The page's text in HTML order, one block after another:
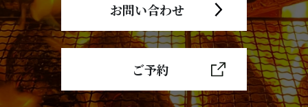
お問い合わせ
ご予約